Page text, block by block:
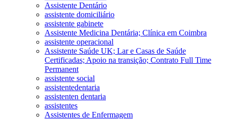
Assistente Dentário
assistente domiciliário
assistente gabinete
Assistente Medicina Dentária; Clínica em Coimbra
assistente operacional
Assistente Saúde UK; Lar e Casas de Saúde
Certificadas; Apoio na transição; Contrato Full Time
Permanent
assistente social
assistentedentaria
assistenten dentaria
assistentes
Assistentes de Enfermagem